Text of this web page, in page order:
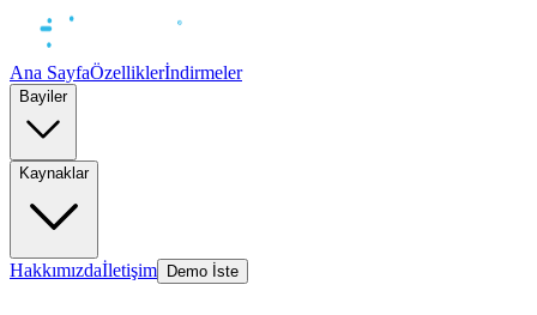
Ana SayfaÖzelliklerİndirmeler
Bayiler
Kaynaklar
Hakkımızdaİletişim Demo İste